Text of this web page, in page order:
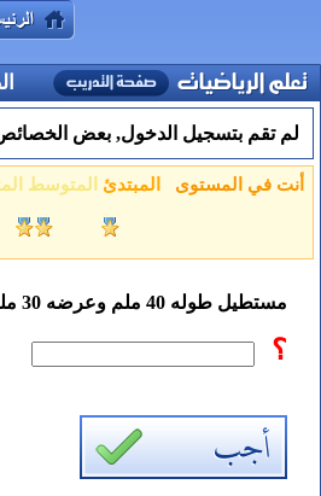
لم تقم بتسجيل الدخول, بعض
أنت في المستوى المبتدئ المتوسط
مستطيل طوله 40 ملم وعرضه 30 ملم. احسب مساحته؟
؟